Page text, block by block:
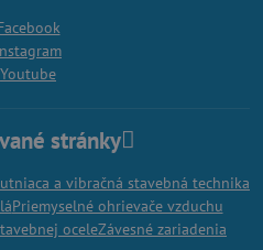
Youtube
stránky
a vibračná stavebná technika
Priemyselné ohrievače vzduchu
oceleZávesné zariadenia